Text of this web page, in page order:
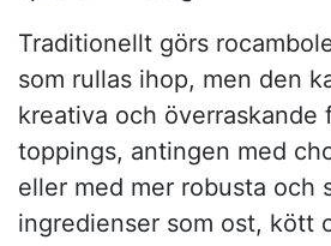
Traditionellt görs
som rullas ihop, men den
kreativa och överraskande
toppings, antingen med
eller med mer robusta och
ingredienser som ost, kött